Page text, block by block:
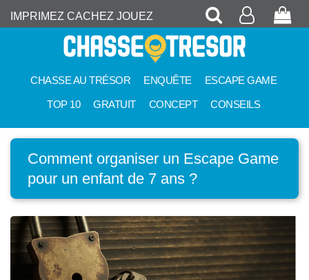
IMPRIMEZ CACHEZ JOUEZ Recherche
Mon
CHASSE AU TRÉSOR ENQUÊTE ESCAPE GAME
TOP 10 GRATUIT CONCEPT CONSEILS
Comment organiser un Escape Game
pour un enfant de 7 ans ?